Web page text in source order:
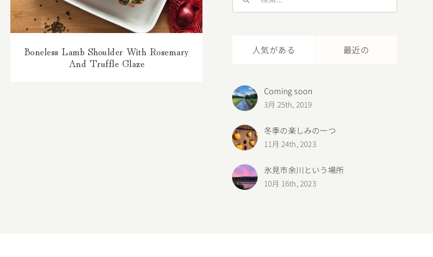
Boneless Lamb Shoulder With Rosemary
And Truffle Glaze
人気がある 最近の
Coming soon
3月 25th, 2019
冬季の楽しみの一つ
11月 24th, 2023
氷見市余川という場所
10月 16th, 2023